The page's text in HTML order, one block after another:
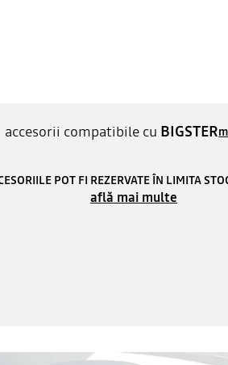
accesorii compatibile cu BIGSTER
POT FI REZERVATE ÎN LIMITA
află mai multe